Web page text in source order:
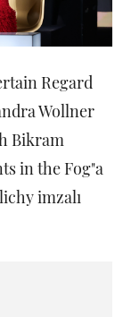
Regard
Wollner
Bikram
in the Fog"a
imzalı